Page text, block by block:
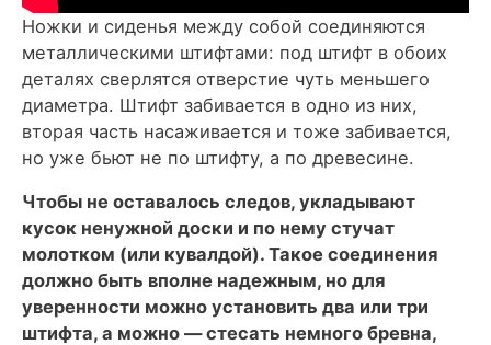
Ножки и сиденья между собой соединяются
металлическими штифтами: под штифт в обоих
деталях сверлятся отверстие чуть меньшего
диаметра. Штифт забивается в одно из них,
вторая часть насаживается и тоже забивается,
но уже бьют не по штифту, а по древесине.
Чтобы не оставалось следов, укладывают
кусок ненужной доски и по нему стучат
молотком (или кувалдой). Такое соединения
должно быть вполне надежным, но для
уверенности можно установить два или три
штифта, а можно — стесать немного бревна,